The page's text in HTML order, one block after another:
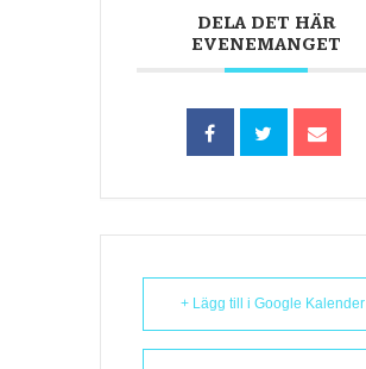
DELA DET HÄR
EVENEMANGET
+ Lägg till i Google Kalender